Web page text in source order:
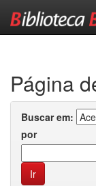
Página
Buscar em:
por